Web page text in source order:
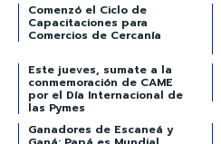
Comenzó el Ciclo de
Capacitaciones para
Comercios de Cercanía
Este jueves, sumate a la
conmemoración de CAME
por el Día Internacional de
las Pymes
Ganadores de Escaneá y